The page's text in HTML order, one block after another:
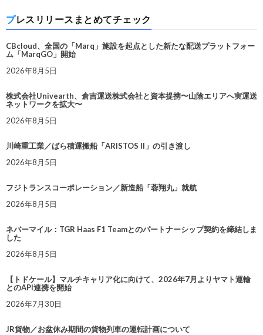
プレスリリースまとめてチェック
CBcloud、全国の「Marq」施設を起点とした新たな配送プラットフォー
ム「MarqGO」開始
2026年8月5日
株式会社Univearth、倉吉運送株式会社と資本提携〜山陰エリアへ実運送
ネットワークを拡大〜
2026年8月5日
川崎重工業／ばら積運搬船「ARISTOS II」の引き渡し
2026年8月5日
フジトランスコーポレーション／新造船「蓉翔丸」就航
2026年8月5日
ネバーマイル：TGR Haas F1 Teamとのパートナーシップ契約を締結しま
した
2026年8月5日
【トドケール】マルチキャリア化に向けて、2026年7月よりヤマト運輸
とのAPI連携を開始
2026年7月30日
JR貨物／お盆休み期間の貨物列車の運転計画について